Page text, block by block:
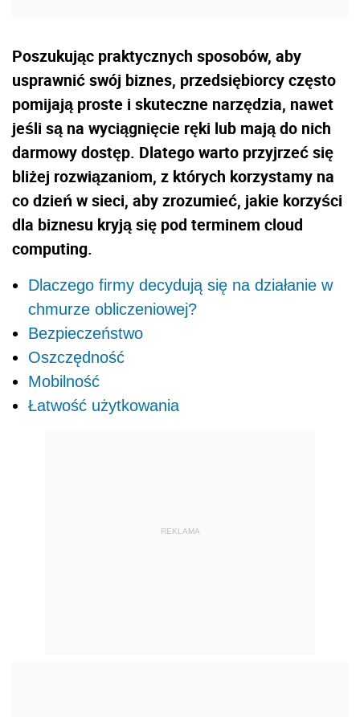
Poszukując praktycznych sposobów, aby
usprawnić swój biznes, przedsiębiorcy często
pomijają proste i skuteczne narzędzia, nawet
jeśli są na wyciągnięcie ręki lub mają do nich
darmowy dostęp. Dlatego warto przyjrzeć się
bliżej rozwiązaniom, z których korzystamy na
co dzień w sieci, aby zrozumieć, jakie korzyści
dla biznesu kryją się pod terminem cloud
computing.
Dlaczego firmy decydują się na działanie w
chmurze obliczeniowej?
Bezpieczeństwo
Oszczędność
Mobilność
Łatwość użytkowania
REKLAMA